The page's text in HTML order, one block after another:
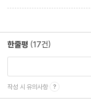
한줄평 (17건)
작성 시 유의사항